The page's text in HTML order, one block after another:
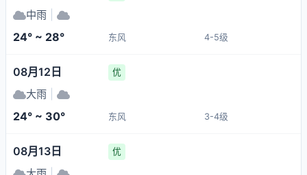
中雨
24° ~ 28° 东风 4-5级
08月12日 优
大雨
24° ~ 30° 东风 3-4级
08月13日 优